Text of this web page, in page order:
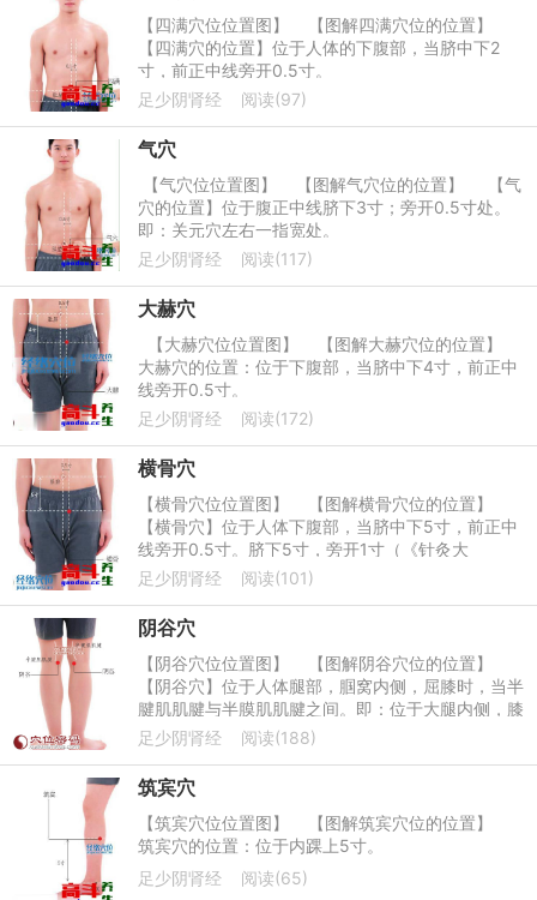
【四满穴位位置图】 【图解四满穴位的位置】
【四满穴的位置】位于人体的下腹部，当脐中下2
寸，前正中线旁开0.5寸。
足少阴肾经
阅读(97)
气穴
【气穴位位置图】 【图解气穴位的位置】 【气
穴的位置】位于腹正中线脐下3寸；旁开0.5寸处。
即：关元穴左右一指宽处。
足少阴肾经
阅读(117)
大赫穴
【大赫穴位位置图】 【图解大赫穴位的位置】
大赫穴的位置：位于下腹部，当脐中下4寸，前正中
线旁开0.5寸。
足少阴肾经
阅读(172)
横骨穴
【横骨穴位位置图】 【图解横骨穴位的位置】
【横骨穴】位于人体下腹部，当脐中下5寸，前正中
线旁开0.5寸。脐下5寸，旁开1寸（《针灸大
成》）；脐下5寸，旁开1.5寸（《针灸资
足少阴肾经 阅读(101)
阴谷穴
【阴谷穴位位置图】 【图解阴谷穴位的位置】
【阴谷穴】位于人体腿部，腘窝内侧，屈膝时，当半
腱肌肌腱与半膜肌肌腱之间。即：位于大腿内侧，膝
盖关节内侧5厘米左右上方的穴道
足少阴肾经 阅读(188)
筑宾穴
【筑宾穴位位置图】 【图解筑宾穴位的位置】
筑宾穴的位置：位于内踝上5寸。
足少阴肾经
阅读(65)